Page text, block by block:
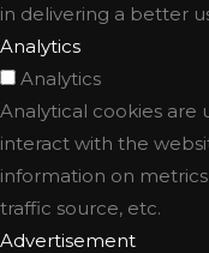
in delivering a better
Analytics
Analytics
Analytical cookies are
interact with the
information on
traffic source, etc.
Advertisement